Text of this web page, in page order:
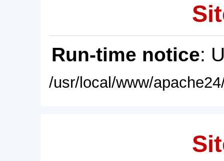
Run-time notice:
/usr/local/www/